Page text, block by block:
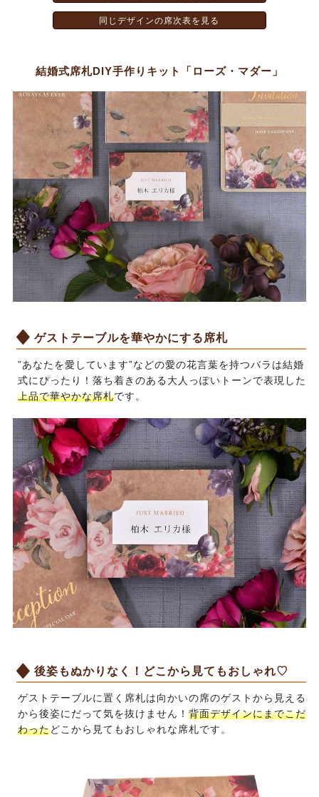
同じデザインの席次表を見る
結婚式席札DIY手作りキット「ローズ・マダー」
ゲストテーブルを華やかにする席札
”あなたを愛しています”などの愛の花言葉を持つバラは結婚
式にぴったり！落ち着きのある大人っぽいトーンで表現した
上品で華やかな席札です。
後姿もぬかりなく！どこから見てもおしゃれ♡
ゲストテーブルに置く席札は向かいの席のゲストから見える
から後姿にだって気を抜けません！ 背面デザインにまでこだ
わったどこから見てもおしゃれな席札です。